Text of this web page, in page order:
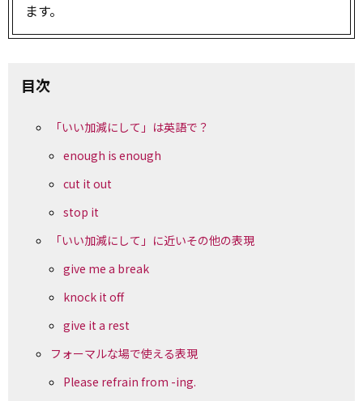
ます。
目次
「いい加減にして」は英語で？
enough is enough
cut it out
stop it
「いい加減にして」に近いその他の表現
give me a break
knock it off
give it a rest
フォーマルな場で使える表現
Please refrain from -ing.